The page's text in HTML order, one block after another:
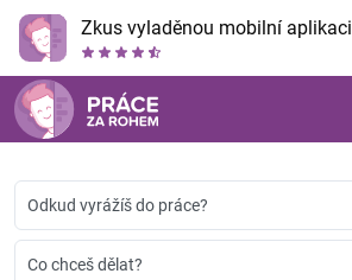
Zkus vyladěnou mobilní aplikaci
Odkud vyrážíš do práce?
Co chceš dělat?